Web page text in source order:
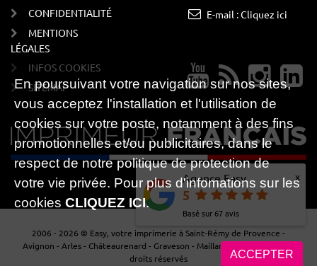
CONFIDENTIALITÉ
MENTIONS
LÉGALES
INFOS COOKIES
SITEMAP
E-mail : Cliquez ici
2006 - 2026 © Easy, votre imprimerie à Saint-Rémy de Provence -
Avignon - Arles - Châteaurenard - Graveson - Maillane - Cavaillon - Tous
droits réservés
Agence Easy
5
Basé sur 67avis
x
En poursuivant votre navigation sur nos sites,
vous acceptez l'installation et l'utilisation de
cookies sur votre poste, notamment à des fins
promotionnelles et/ou publicitaires, dans le
respect de notre politique de protection de
votre vie privée. Pour plus d'infomations sur les
cookies CLIQUEZ ICI.
ACCEPTER